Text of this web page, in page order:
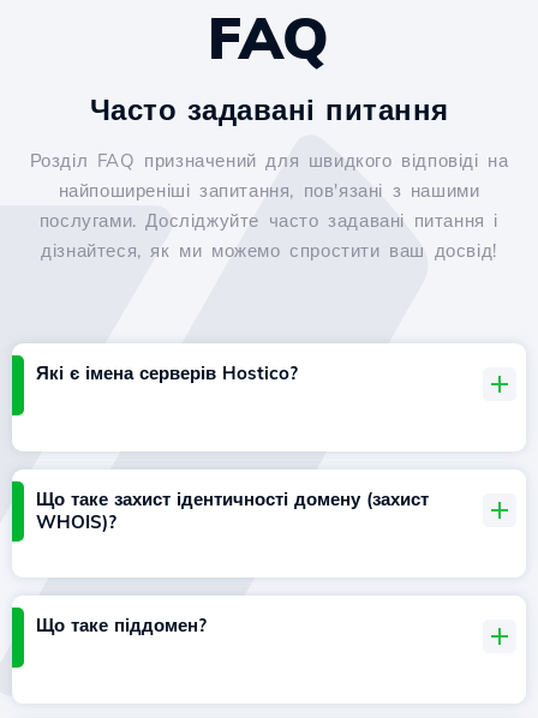
FAQ
Часто задавані питання
Розділ FAQ призначений для швидкого відповіді на
найпоширеніші запитання, пов'язані з нашими
послугами. Досліджуйте часто задавані питання і
дізнайтеся, як ми можемо спростити ваш досвід!
Які є імена серверів Hostico?
Що таке захист ідентичності домену (захист
WHOIS)?
Що таке піддомен?